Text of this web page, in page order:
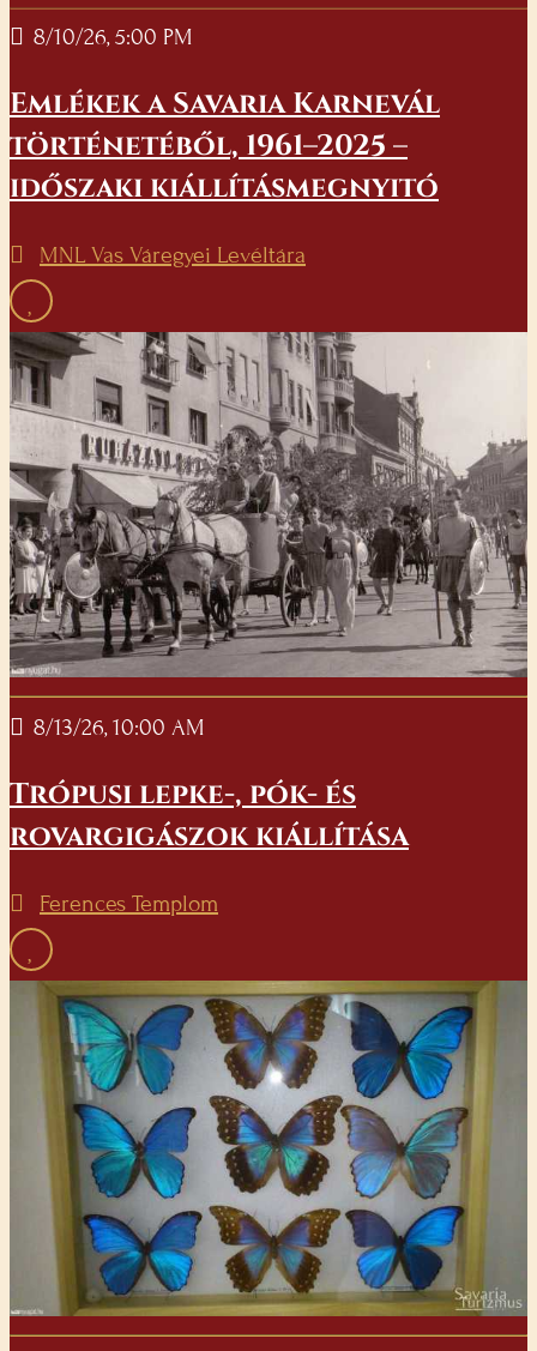
8/10/26, 5:00 PM
Emlékek a Savaria Karnevál
történetéből, 1961–2025 –
időszaki kiállításmegnyitó
MNL Vas Váregyei Levéltára
8/13/26, 10:00 AM
Trópusi lepke-, pók- és
rovargigászok kiállítása
Ferences Templom